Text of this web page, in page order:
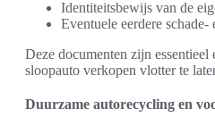
Identiteitsbewijs van de
Eventuele eerdere
Deze documenten zijn essentieel
sloopauto verkopen vlotter te
Duurzame autorecycling en